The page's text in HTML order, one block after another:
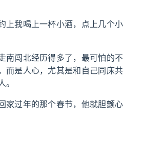
上我喝上一杯小酒，点上几个小
南闯北经历得多了，最可怕的不
而是人心，尤其是和自己同床共
家过年的那个春节，他就胆颤心